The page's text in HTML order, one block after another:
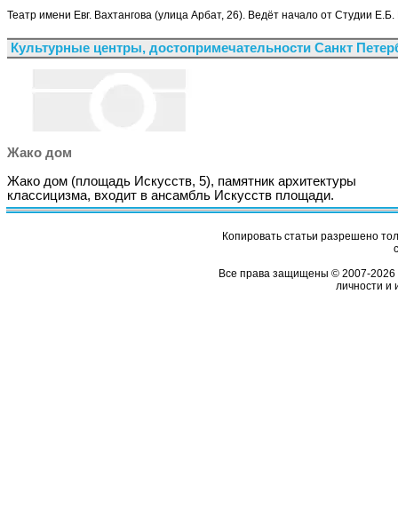
Театр имени Евг. Вахтангова (улица Арбат, 26). Ведёт начало от Студии
Культурные центры, достопримечательности Санкт
Жако дом
Жако дом (площадь Искусств, 5), памятник архитектуры
классицизма, входит в ансамбль Искусств площади.
Копировать статьи разрешено
Все права защищены © 2007-2026
личности и